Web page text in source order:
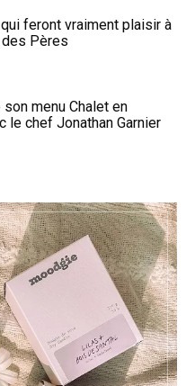
feront vraiment plaisir à
Pères
menu Chalet en
le chef Jonathan Garnier